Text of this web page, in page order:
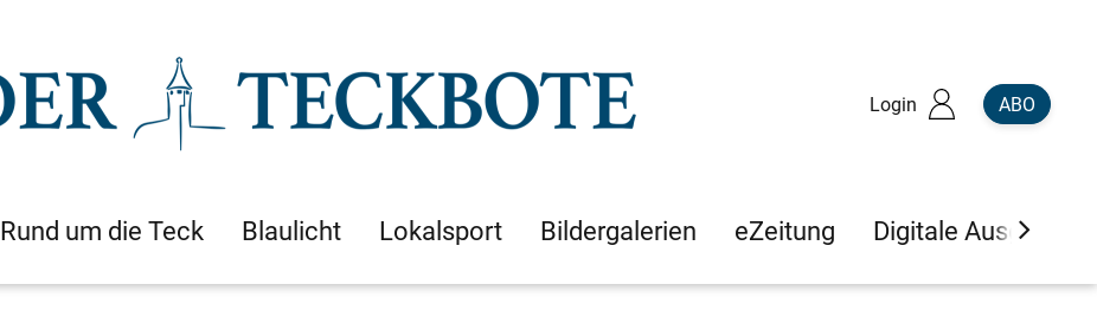
Login ABO
Rund um die Teck Blaulicht Lokalsport Bildergalerien eZeitung Digitale Ausgaben